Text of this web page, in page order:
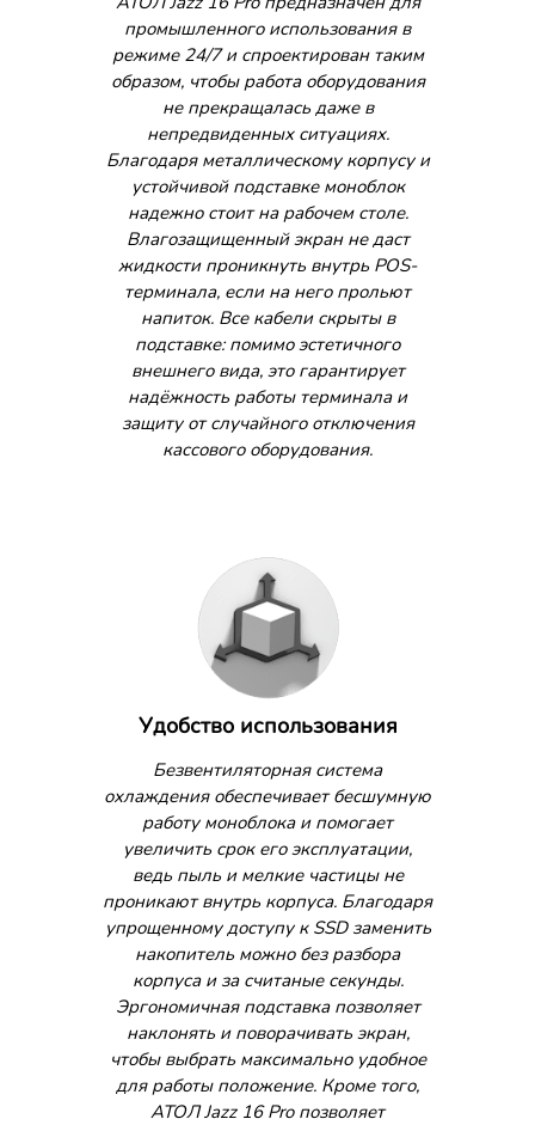
промышленного использования в
режиме 24/7 и спроектирован таким
образом, чтобы работа оборудования
не прекращалась даже в
непредвиденных ситуациях.
Благодаря металлическому корпусу и
устойчивой подставке моноблок
надежно стоит на рабочем столе.
Влагозащищенный экран не даст
жидкости проникнуть внутрь POS-
терминала, если на него прольют
напиток. Все кабели скрыты в
подставке: помимо эстетичного
внешнего вида, это гарантирует
надёжность работы терминала и
защиту от случайного отключения
кассового оборудования.
Удобство использования
Безвентиляторная система
охлаждения обеспечивает бесшумную
работу моноблока и помогает
увеличить срок его эксплуатации,
ведь пыль и мелкие частицы не
проникают внутрь корпуса. Благодаря
упрощенному доступу к SSD заменить
накопитель можно без разбора
корпуса и за считаные секунды.
Эргономичная подставка позволяет
наклонять и поворачивать экран,
чтобы выбрать максимально удобное
для работы положение. Кроме того,
АТОЛ Jazz 16 Pro позволяет